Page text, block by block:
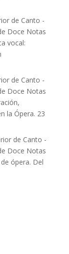
de Canto -
Doce Notas
vocal:
de Canto -
Doce Notas
la Ópera. 23
de Canto -
Doce Notas
ópera. Del